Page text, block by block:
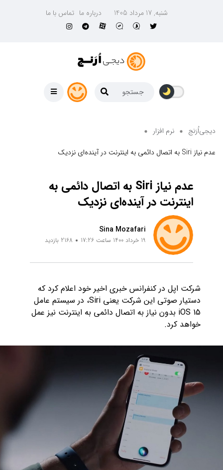
شنبه, 17 مرداد 1405 درباره ما تماس با ما
دیجی‌اُرَنج
نرم افزار
عدم نیاز Siri به اتصال دائمی به اینترنت در آینده‌ای نزدیک
عدم نیاز Siri به اتصال دائمی به
اینترنت در آینده‌ای نزدیک
Sina Mozafari
19 خرداد 1400 ساعت 17:26 2168 بازدید
شرکت اپل در کنفرانس خبری اخیر خود اعلام کرد که
دستیار صوتی این شرکت یعنی Siri، در سیستم عامل
iOS 15 بدون نیاز به اتصال دائمی به اینترنت نیز عمل
خواهد کرد.